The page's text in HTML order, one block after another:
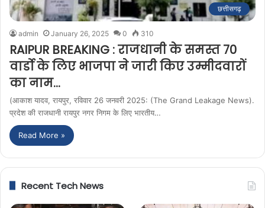
छत्तीसगढ़
admin January 26, 2025 0 310
RAIPUR BREAKING : राजधानी के समस्त 70
वार्डो के लिए भाजपा ने जारी किए उम्मीदवारों
का नाम…
(आकाश यादव, रायपुर, रविवार 26 जनवरी 2025: (The Grand Leakage News).
प्रदेश की राजधानी रायपुर नगर निगम के लिए भारतीय…
Read More »
Recent Tech News